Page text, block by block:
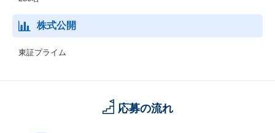
株式公開
東証プライム
応募の流れ